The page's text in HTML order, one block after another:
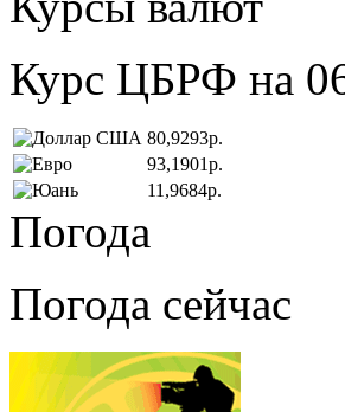
Курс ЦБРФ на
80,9293р.
93,1901р.
11,9684р.
Погода
Погода сейчас